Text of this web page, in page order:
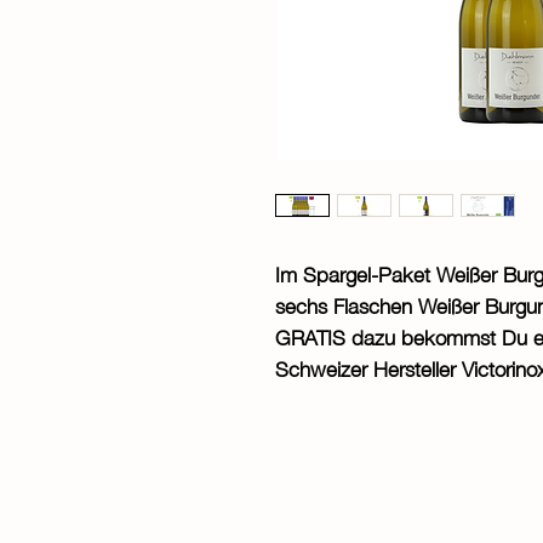
Im Spargel-Paket Weißer
sechs Flaschen Weißer
GRATIS dazu bekommst Du
Schweizer Hersteller